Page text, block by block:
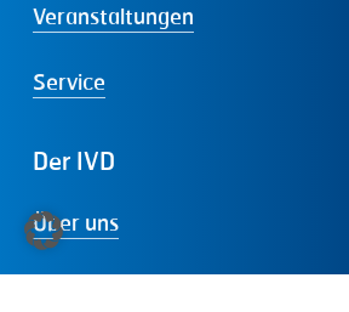
Veranstaltungen
Service
Der IVD
Über uns